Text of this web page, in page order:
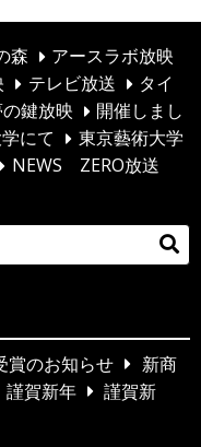
森
アースラボ放映
テレビ放送
タイ
鍵放映
開催しまし
にて
東京藝術大学
NEWS ZERO放送
検
のお知らせ
新商
謹賀新年
謹賀新